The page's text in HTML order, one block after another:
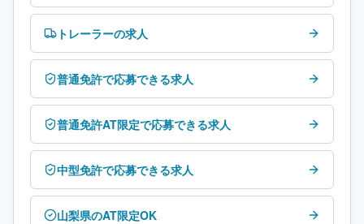
トレーラーの求人
普通免許で応募できる求人
普通免許AT限定で応募できる求人
中型免許で応募できる求人
山梨県のAT限定OK